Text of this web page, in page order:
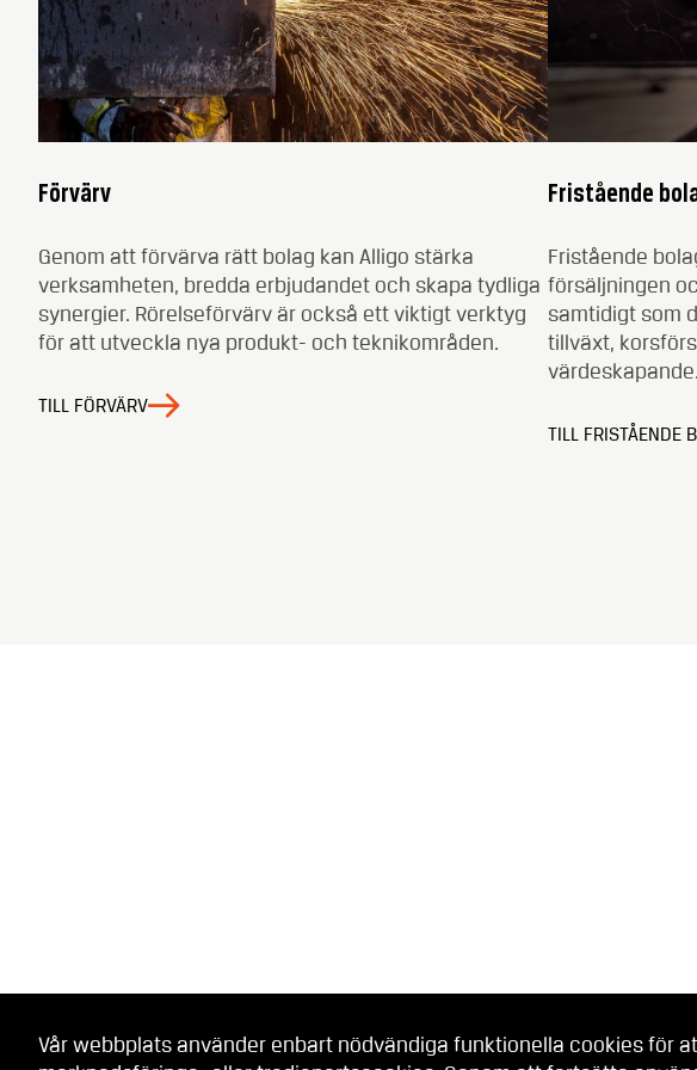
Förvärv
Genom att förvärva rätt bolag kan Alligo stärka
verksamheten, bredda erbjudandet och skapa tydliga
synergier. Rörelseförvärv är också ett viktigt verktyg
för att utveckla nya produkt- och teknikområden.
TILL FÖRVÄRV
Fristående
Fristående
försäljningen
samtidigt som
tillväxt,
värdeskapande.
TILL FRISTÅENDE
Vår webbplats använder enbart nödvändiga funktionella cookies för